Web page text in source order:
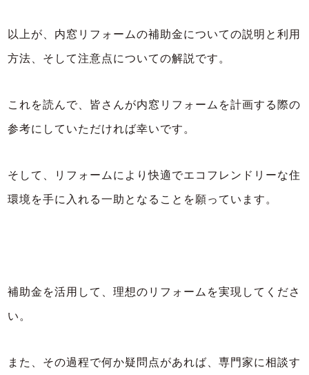
以上が、内窓リフォームの補助金についての説明と利用
方法、そして注意点についての解説です。
これを読んで、皆さんが内窓リフォームを計画する際の
参考にしていただければ幸いです。
そして、リフォームにより快適でエコフレンドリーな住
環境を手に入れる一助となることを願っています。
補助金を活用して、理想のリフォームを実現してくださ
い。
また、その過程で何か疑問点があれば、専門家に相談す